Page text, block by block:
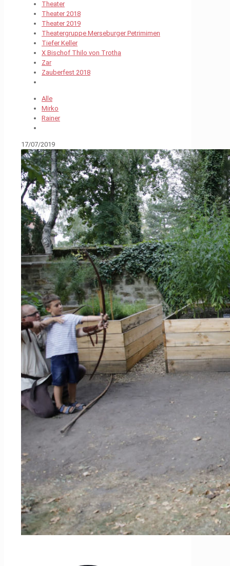
Theater
Theater 2018
Theater 2019
Theatergruppe Merseburger Petrimimen
Tiefer Keller
X Bischof Thilo von Trotha
Zar
Zauberfest 2018
Alle
Mirko
Rainer
17/07/2019